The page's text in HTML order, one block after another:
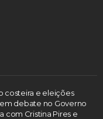
costeira e eleições
debate no Governo
com Cristina Pires e